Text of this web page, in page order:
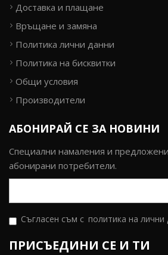
Доставка и плащане
Връщане и замяна
Политика лични данни
Политика на бисквитки
Общи условия
Производители
АБОНИРАЙ СЕ ЗА НОВИНИ
Специални намаления и
абонирани потребители.
Съгласен съм с политика на лични
ПРИСЪЕДИНИ СЕ И ТИ